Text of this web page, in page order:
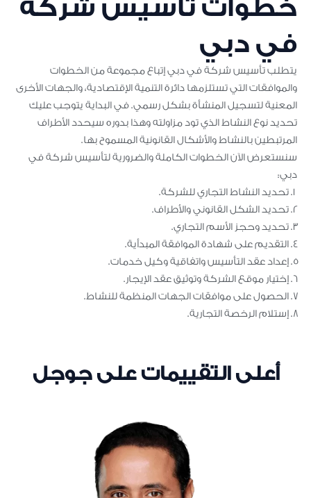
خطوات تأسيس شركة
في دبي
يتطلب تأسيس شركة في دبي إتباع مجموعة من الخطوات
والموافقات التي تستلزمها دائرة التنمية الإقتصادية، والجهات الأخرى
المعنية لتسجيل المنشأة بشكل رسمي. في البداية يتوجب عليك
تحديد نوع النشاط الذي تود مزاولته وهذا بدوره سيحدد الأطراف
المرتبطين بالنشاط والأشكال القانونية المسموح بها.
سنستعرض الآن الخطوات الكاملة والضرورية لتأسيس شركة في
دبي:
تحديد النشاط التجاري للشركة.
تحديد الشكل القانوني والأطراف.
تحديد وحجز الأسم التجاري.
التقديم على شهادة الموافقة المبدأية.
إعداد عقد التأسيس واتفاقية وكيل خدمات.
إختيار موقع الشركة وتوثيق عقد الإيجار.
الحصول على موافقات الجهات المنظمة للنشاط.
إستلام الرخصة التجارية.
أعلى التقييمات على جوجل